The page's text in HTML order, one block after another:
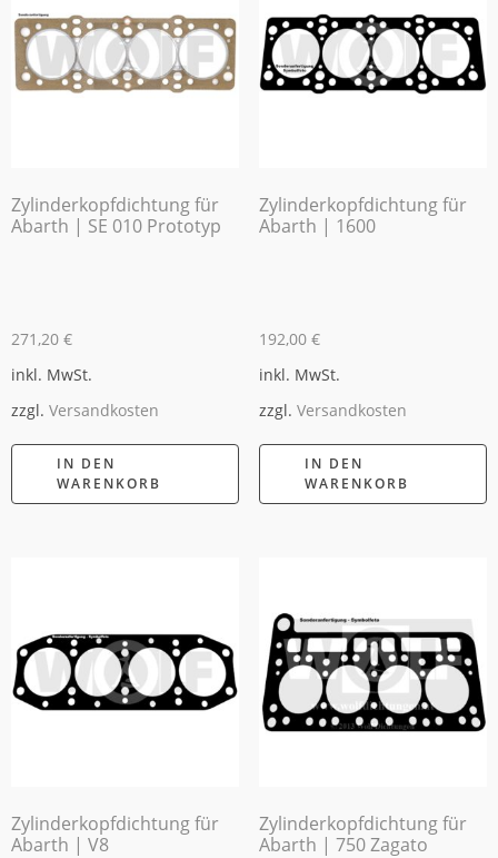
Zylinderkopfdichtung für
Abarth | SE 010 Prototyp
271,20 €
inkl. MwSt.
zzgl. Versandkosten
IN DEN
WARENKORB
Zylinderkopfdichtung für
Abarth | 1600
192,00 €
inkl. MwSt.
zzgl. Versandkosten
IN DEN
WARENKORB
Zylinderkopfdichtung für
Abarth | V8
Zylinderkopfdichtung für
Abarth | 750 Zagato